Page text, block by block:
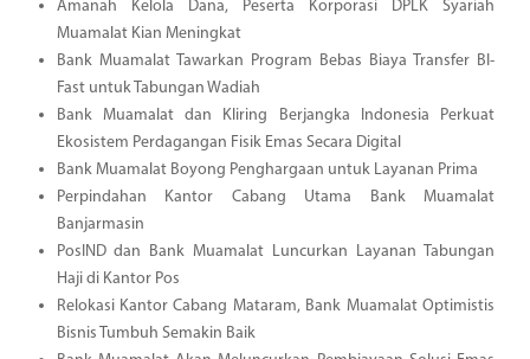
Amanah Kelola Dana, Peserta Korporasi DPLK Syariah
Muamalat Kian Meningkat
Bank Muamalat Tawarkan Program Bebas Biaya Transfer BI-
Fast untuk Tabungan Wadiah
Bank Muamalat dan Kliring Berjangka Indonesia Perkuat
Ekosistem Perdagangan Fisik Emas Secara Digital
Bank Muamalat Boyong Penghargaan untuk Layanan Prima
Perpindahan Kantor Cabang Utama Bank Muamalat
Banjarmasin
PosIND dan Bank Muamalat Luncurkan Layanan Tabungan
Haji di Kantor Pos
Relokasi Kantor Cabang Mataram, Bank Muamalat Optimistis
Bisnis Tumbuh Semakin Baik